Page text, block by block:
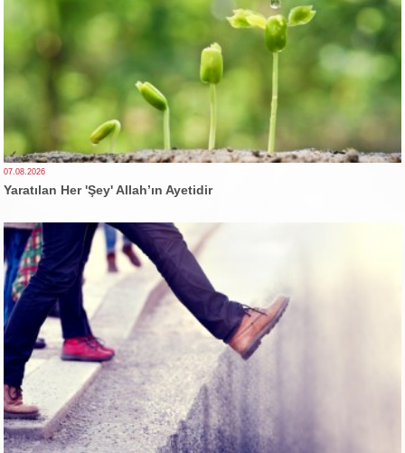
07.08.2026
Yaratılan Her 'Şey' Allah’ın Ayetidir